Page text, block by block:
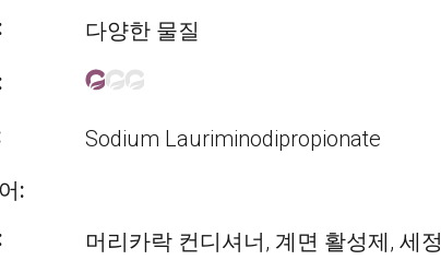
다양한 물질
Sodium Lauriminodipropionate
:
머리카락 컨디셔너, 계면 활성제, 세정